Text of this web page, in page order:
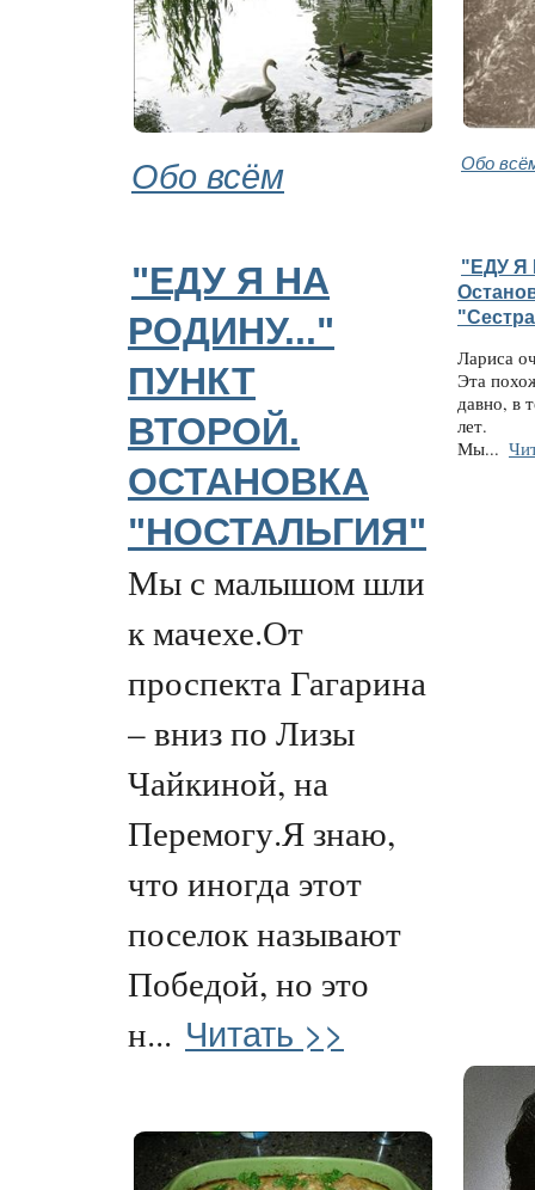
Обо всём Обо
"ЕДУ Я НА
РОДИНУ..."
ПУНКТ
ВТОРОЙ.
ОСТАНОВКА
"НОСТАЛЬГИЯ"
Мы с малышом шли
к мачехе.От
проспекта Гагарина
– вниз по Лизы
Чайкиной, на
Перемогу.Я знаю,
что иногда этот
поселок называют
Победой, но это
н... Читать >>
"ЕДУ Я
Лариса
Эта
давно, в
лет.
Мы...